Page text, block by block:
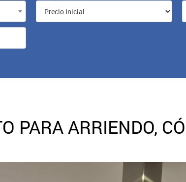
PARA ARRIENDO,